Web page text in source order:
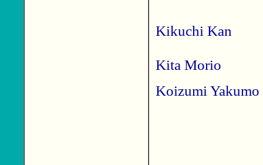
Kikuchi Kan
Kita Morio
Koizumi Yakumo